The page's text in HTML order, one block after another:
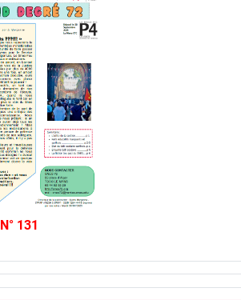
N° 131